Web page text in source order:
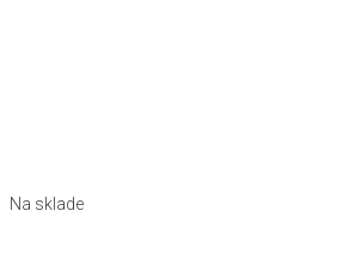
Na sklade